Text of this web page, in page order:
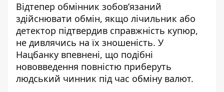
Відтепер обмінник зобов’язаний
здійснювати обмін, якщо лічильник або
детектор підтвердив справжність купюр,
не дивлячись на їх зношеність. У
Нацбанку впевнені, що подібні
нововведення повністю приберуть
людський чинник під час обміну валют.